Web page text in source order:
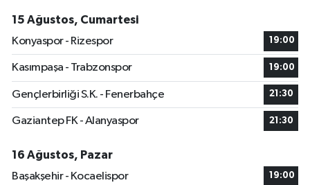
15 Ağustos, Cumartesi
Konyaspor - Rizespor
19:00
Kasımpaşa - Trabzonspor 19:00
Gençlerbirliği S.K. - Fenerbahçe 21:30
Gaziantep FK - Alanyaspor 21:30
16 Ağustos, Pazar
Başakşehir - Kocaelispor
19:00